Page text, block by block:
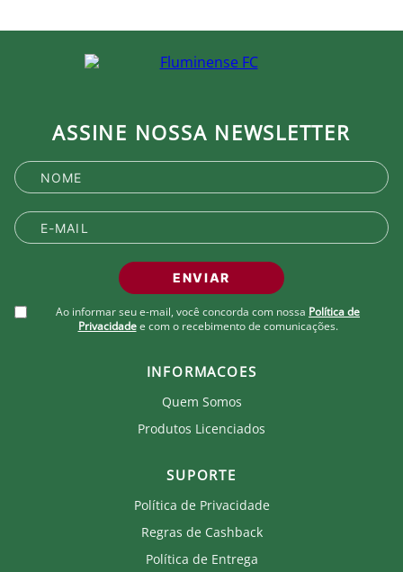
ASSINE NOSSA NEWSLETTER
ENVIAR
Ao informar seu e-mail, você concorda com nossa Política de
Privacidade e com o recebimento de comunicações.
INFORMACOES
Quem Somos
Produtos Licenciados
SUPORTE
Política de Privacidade
Regras de Cashback
Política de Entrega